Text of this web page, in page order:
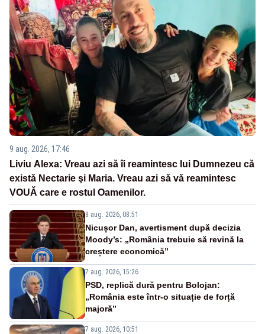
9 aug. 2026, 17:46
Liviu Alexa: Vreau azi sǎ îi reamintesc lui Dumnezeu cǎ
existǎ Nectarie şi Maria. Vreau azi sǎ vǎ reamintesc
VOUǍ care e rostul Oamenilor.
8 aug. 2026, 08:51
Nicușor Dan, avertisment după decizia
Moody’s: „România trebuie să revină la
creștere economică”
7 aug. 2026, 15:26
PSD, replică dură pentru Bolojan:
„România este într-o situație de forță
majoră”
7 aug. 2026, 10:51